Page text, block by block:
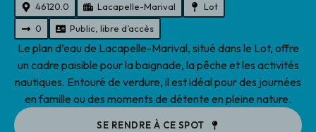
46120.0 Lacapelle-Marival
Lot
0
Public, libre d’accès
Le plan d’eau de Lacapelle-Marival, situé dans le Lot, offre
un cadre paisible pour la baignade, la pêche et les activités
nautiques. Entouré de verdure, il est idéal pour des journées
en famille ou des moments de détente en pleine nature.
SE RENDRE À CE SPOT